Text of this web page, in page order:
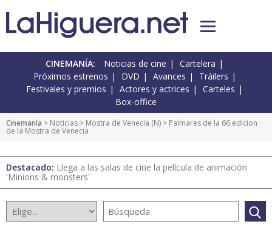
CINEMANÍA: Noticias de cine
Cartelera
Próximos estrenos
DVD Avances
Tráilers
Festivales y premios
Actores y actrices
Carteles
Box-office
Cinemanía > Noticias > Mostra de Venecia (N) > Palmares de la 66 edicion
de la Mostra de Venecia
Destacado: Llega a las salas de cine la película de animación
'Minions & monsters'